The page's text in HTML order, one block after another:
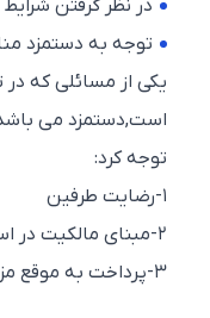
در نظر گرفتن شرایط
توجه به دستمزد
یکی از مسائلی که در
است,دستمزد می باشد.در
توجه کرد: